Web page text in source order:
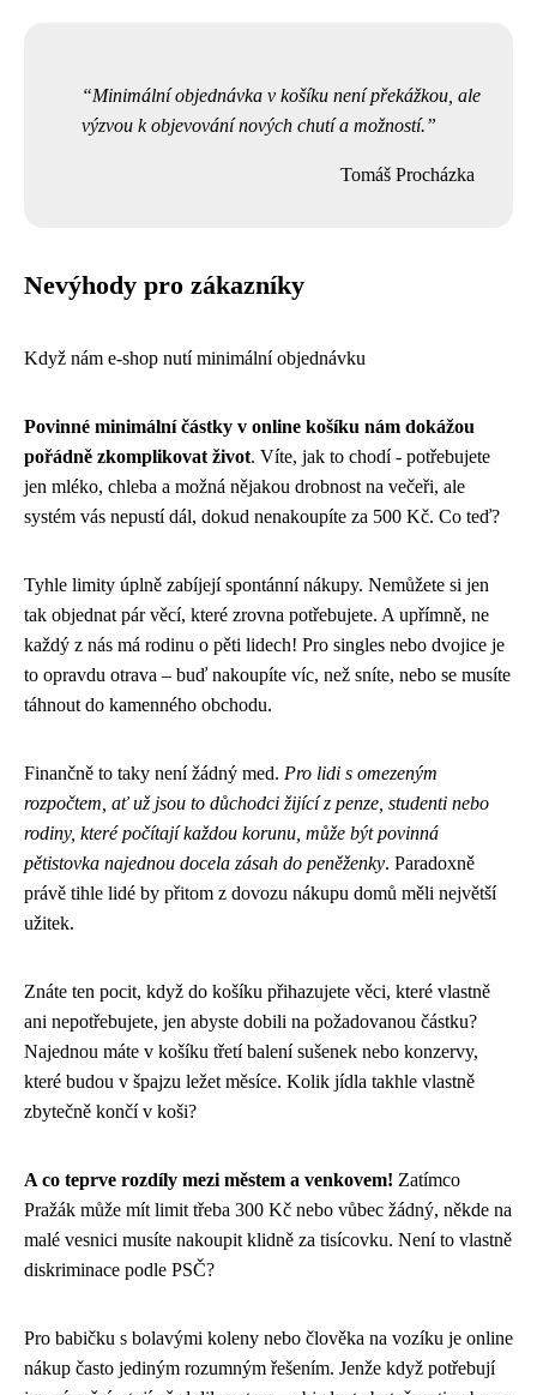
Minimální objednávka v košíku není překážkou, ale
výzvou k objevování nových chutí a možností.
Tomáš Procházka
Nevýhody pro zákazníky
Když nám e-shop nutí minimální objednávku
Povinné minimální částky v online košíku nám dokážou
pořádně zkomplikovat život. Víte, jak to chodí - potřebujete
jen mléko, chleba a možná nějakou drobnost na večeři, ale
systém vás nepustí dál, dokud nenakoupíte za 500 Kč. Co teď?
Tyhle limity úplně zabíjejí spontánní nákupy. Nemůžete si jen
tak objednat pár věcí, které zrovna potřebujete. A upřímně, ne
každý z nás má rodinu o pěti lidech! Pro singles nebo dvojice je
to opravdu otrava – buď nakoupíte víc, než sníte, nebo se musíte
táhnout do kamenného obchodu.
Finančně to taky není žádný med. Pro lidi s omezeným
rozpočtem, ať už jsou to důchodci žijící z penze, studenti nebo
rodiny, které počítají každou korunu, může být povinná
pětistovka najednou docela zásah do peněženky. Paradoxně
právě tihle lidé by přitom z dovozu nákupu domů měli největší
užitek.
Znáte ten pocit, když do košíku přihazujete věci, které vlastně
ani nepotřebujete, jen abyste dobili na požadovanou částku?
Najednou máte v košíku třetí balení sušenek nebo konzervy,
které budou v špajzu ležet měsíce. Kolik jídla takhle vlastně
zbytečně končí v koši?
A co teprve rozdíly mezi městem a venkovem! Zatímco
Pražák může mít limit třeba 300 Kč nebo vůbec žádný, někde na
malé vesnici musíte nakoupit klidně za tisícovku. Není to vlastně
diskriminace podle PSČ?
Pro babičku s bolavými koleny nebo člověka na vozíku je online
nákup často jediným rozumným řešením. Jenže když potřebují